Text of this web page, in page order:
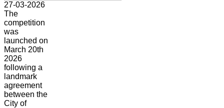
27-03-2026
The
competition
was
launched on
March 20th
2026
following a
landmark
agreement
between the
City of